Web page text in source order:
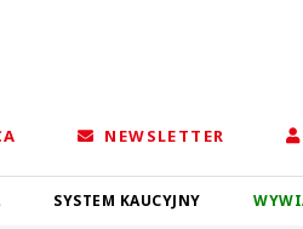
NEWSLETTER
SYSTEM KAUCYJNY